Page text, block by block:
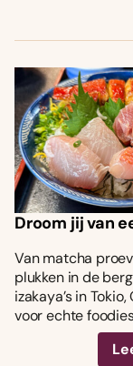
Droom jij van
Van matcha
plukken in de
izakaya’s in
voor echte